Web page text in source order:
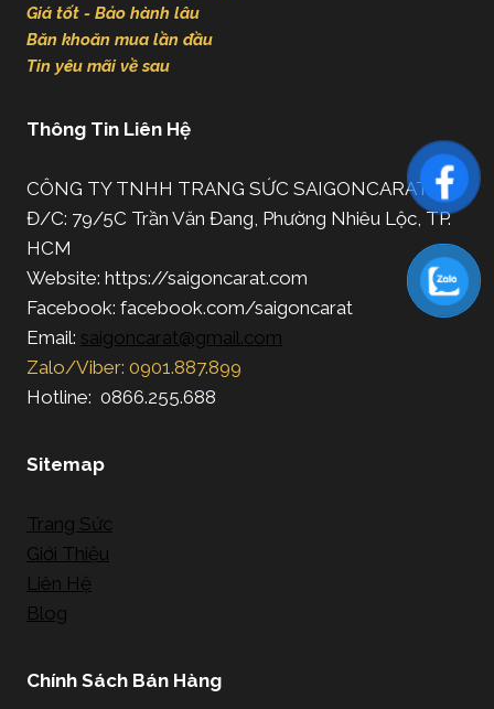
Giá tốt - Bảo hành lâu
Băn khoăn mua lần đầu
Tin yêu mãi về sau
Thông Tin Liên Hệ
CÔNG TY TNHH TRANG SỨC SAIGONCARAT
Đ/C: 79/5C Trần Văn Đang, Phường Nhiêu Lộc, TP.
HCM
Website: https://saigoncarat.com
Facebook: facebook.com/saigoncarat
Email: saigoncarat@gmail.com
Zalo/Viber: 0901.887.899
Hotline: 0866.255.688
Sitemap
Trang Sức
Giới Thiệu
Liên Hệ
Blog
Chính Sách Bán Hàng